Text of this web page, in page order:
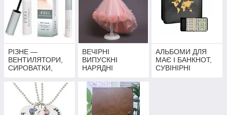
РІЗНЕ —
ВЕНТИЛЯТОРИ,
СИРОВАТКИ,
МОРСЬКИЙ РИС
ВЕЧІРНІ
ВИПУСКНІ
НАРЯДНІ
ДЛЯ ДІВЧАТОК
АЛЬБОМИ ДЛЯ
МАЄ І БАНКНОТ,
СУВІНІРНІ